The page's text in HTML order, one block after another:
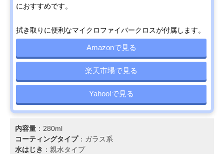
におすすめです。
拭き取りに便利なマイクロファイバークロスが付属します。
Amazonで見る
楽天市場で見る
Yahoo!で見る
内容量 ：280ml
コーティングタイプ：ガラス系
水はじき ：親水タイプ